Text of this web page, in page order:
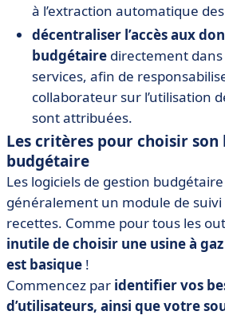
à l’extraction automatique
décentraliser l’accès aux
budgétaire directement
services, afin de
collaborateur sur l’utilisation
sont attribuées.
Les critères pour choisir
budgétaire
Les logiciels de gestion
généralement un module de suivi
recettes. Comme pour tous les
inutile de choisir une usine à
est basique !
Commencez par identifier vos
d’utilisateurs, ainsi que votre